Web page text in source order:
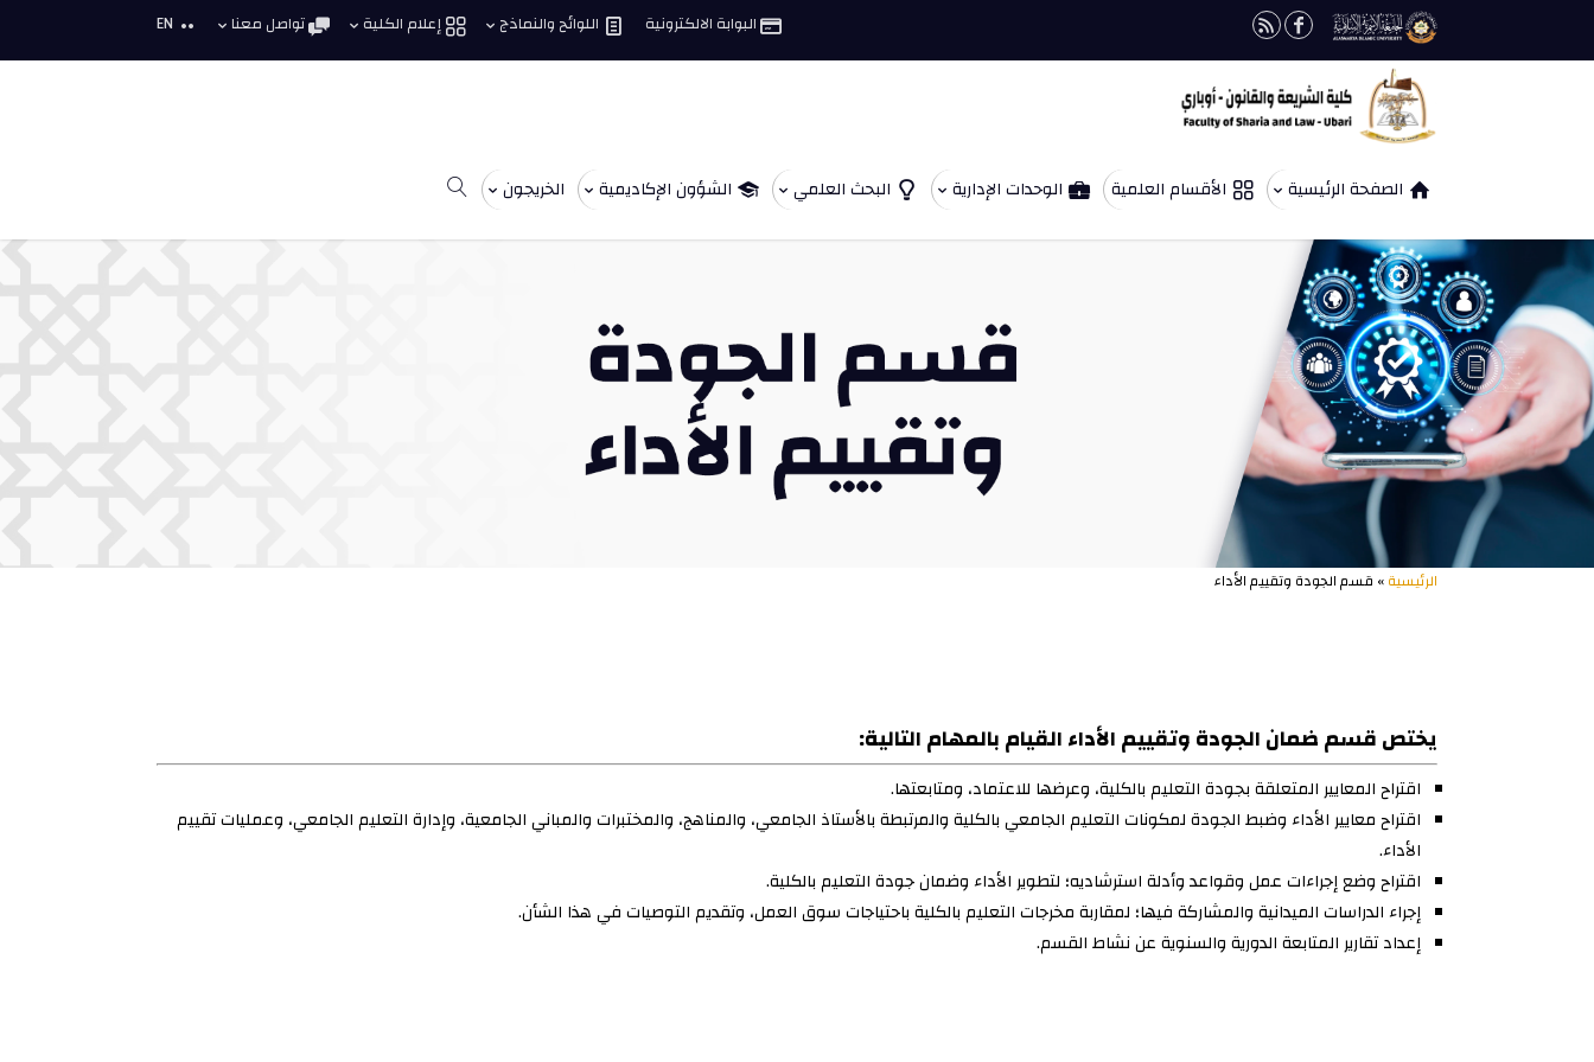
البوابة الالكترونية اللوائح والنماذج إعلام الكلية تواصل معنا EN
الصفحة الرئيسية الأقسام العلمية الوحدات الإدارية البحث العلمي الشؤون الإكاديمية الخريجون
الرئيسية» قسم الجودة وتقييم الأداء
يختص قسم ضمان الجودة وتقييم الأداء القيام بالمهام التالية:
اقتراح المعايير المتعلقة بجودة التعليم بالكلية، وعرضها للاعتماد، ومتابعتها.
اقتراح معايير الأداء وضبط الجودة لمكونات التعليم الجامعي بالكلية والمرتبطة بالأستاذ الجامعي، والمناهج، والمختبرات والمباني الجامعية، وإدارة التعليم الجامعي، وعمليات تقييم
الأداء.
اقتراح وضع إجراءات عمل وقواعد وأدلة استرشاديه؛ لتطوير الأداء وضمان جودة التعليم بالكلية.
إجراء الدراسات الميدانية والمشاركة فيها؛ لمقاربة مخرجات التعليم بالكلية باحتياجات سوق العمل، وتقديم التوصيات في هذا الشأن.
إعداد تقارير المتابعة الدورية والسنوية عن نشاط القسم.